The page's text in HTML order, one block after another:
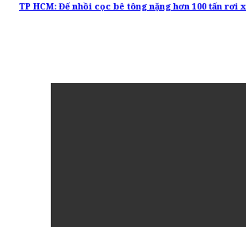
TP HCM: Đế nhồi cọc bê tông nặng hơn 100 tấn